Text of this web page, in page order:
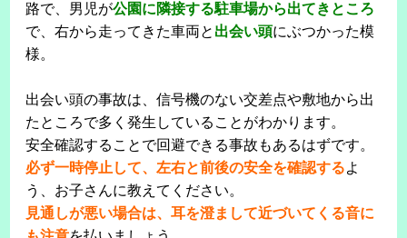
路で、男児が公園に隣接する駐車場から出てきところ
で、右から走ってきた車両と 出会い頭にぶつかった模
様。
出会い頭の事故は、信号機のない交差点や敷地から出
たところで多く発生していることがわかります。
安全確認することで回避できる事故もあるはずです。
必ず一時停止して、左右と前後の安全を確認するよ
う、お子さんに教えてください。
見通しが悪い場合は、耳を澄まして近づいてくる音に